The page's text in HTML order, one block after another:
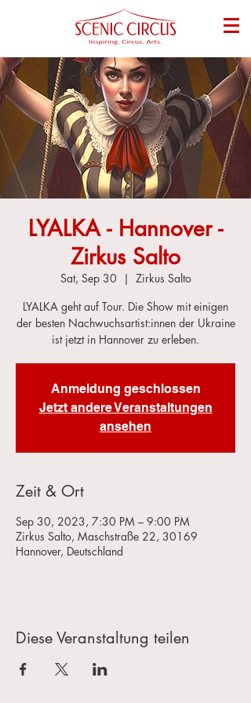
LYALKA - Hannover -
Zirkus Salto
Sat, Sep 30
  |
Zirkus Salto
LYALKA geht auf Tour. Die Show mit einigen
der besten Nachwuchsartist:innen der Ukraine
ist jetzt in Hannover zu erleben.
Anmeldung geschlossen
Jetzt andere Veranstaltungen
ansehen
Zeit & Ort
Sep 30, 2023, 7:30 PM – 9:00 PM
Zirkus Salto, Maschstraße 22, 30169
Hannover, Deutschland
Diese Veranstaltung teilen